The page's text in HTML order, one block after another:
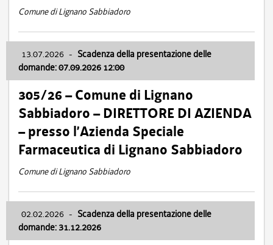
Comune di Lignano Sabbiadoro
13.07.2026 - Scadenza della presentazione delle
domande: 07.09.2026 12:00
305/26 – Comune di Lignano
Sabbiadoro – DIRETTORE DI AZIENDA
– presso l’Azienda Speciale
Farmaceutica di Lignano Sabbiadoro
Comune di Lignano Sabbiadoro
02.02.2026 - Scadenza della presentazione delle
domande: 31.12.2026